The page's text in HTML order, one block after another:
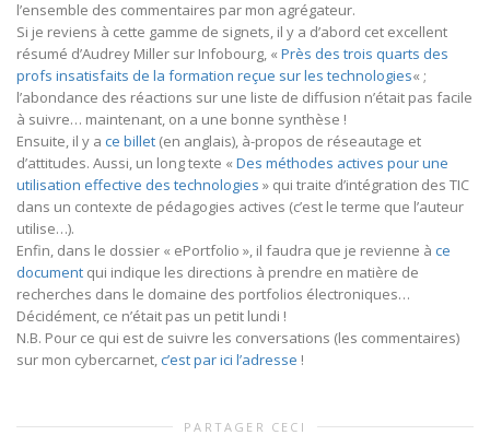
l’ensemble des commentaires par mon agrégateur.
Si je reviens à cette gamme de signets, il y a d’abord cet excellent
résumé d’Audrey Miller sur Infobourg, « Près des trois quarts des
profs insatisfaits de la formation reçue sur les technologies« ;
l’abondance des réactions sur une liste de diffusion n’était pas facile
à suivre… maintenant, on a une bonne synthèse !
Ensuite, il y a ce billet (en anglais), à-propos de réseautage et
d’attitudes. Aussi, un long texte « Des méthodes actives pour une
utilisation effective des technologies » qui traite d’intégration des TIC
dans un contexte de pédagogies actives (c’est le terme que l’auteur
utilise…).
Enfin, dans le dossier « ePortfolio », il faudra que je revienne à ce
document qui indique les directions à prendre en matière de
recherches dans le domaine des portfolios électroniques…
Décidément, ce n’était pas un petit lundi !
N.B. Pour ce qui est de suivre les conversations (les commentaires)
sur mon cybercarnet,c’est par ici l’adresse !
PARTAGER CECI